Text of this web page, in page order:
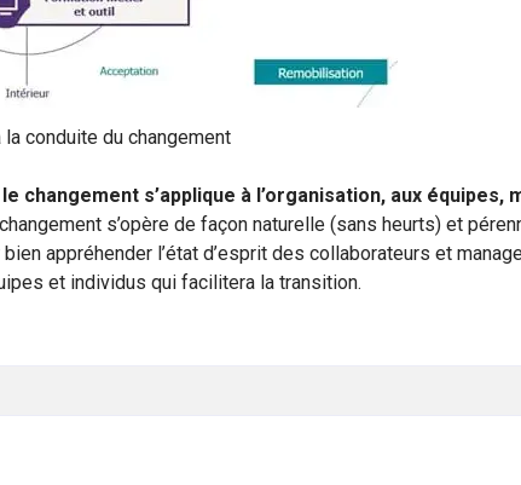
conduite du changement
le changement s’applique à l’organisation, aux équipes,
s’opère de façon naturelle (sans heurts) et
appréhender l’état d’esprit des collaborateurs et
et individus qui facilitera la transition.